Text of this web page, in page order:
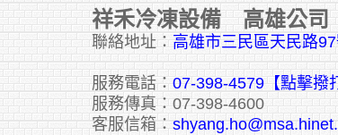
祥禾冷凍設備 高雄公司
聯絡地址： 高雄市三民區天民路
服務電話： 07-398-4579【點擊撥
服務傳真：07-398-4600
客服信箱：